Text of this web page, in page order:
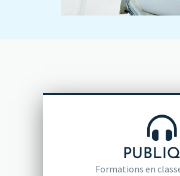
Formations en